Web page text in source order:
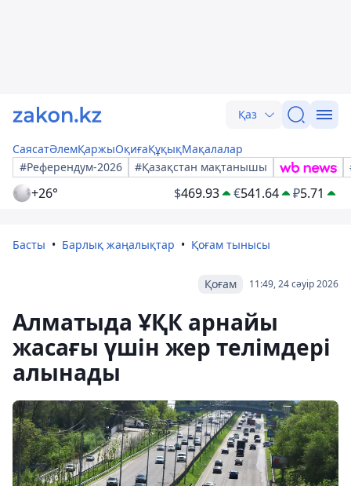
Қаз
СаясатӘлемҚаржыОқиғаҚұқықМақалалар
#Референдум-2026
#Қазақстан мақтанышы
+26° $469.93 €541.64 ₽5.71
Басты Барлық жаңалықтар Қоғам тынысы
11:49, 24 сәуір 2026
Қоғам
Алматыда ҰҚК арнайы
жасағы үшін жер телімдері
алынады